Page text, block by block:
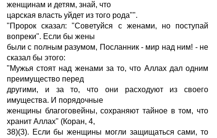
женщинам и детям, знай, что
царская власть уйдет из того рода"".
"Пророк сказал: "Советуйся с женами, но поступай
вопреки". Если бы жены
были с полным разумом, Посланник - мир над ним! - не
сказал бы этого:
"Мужья стоят над женами за то, что Аллах дал одним
преимущество перед
другими, и за то, что они расходуют из своего
имущества. И порядочные
женщины благоговейны, сохраняют тайное в том, что
хранит Аллах" (Коран, 4,
38)(3). Если бы женщины могли защищаться сами, то